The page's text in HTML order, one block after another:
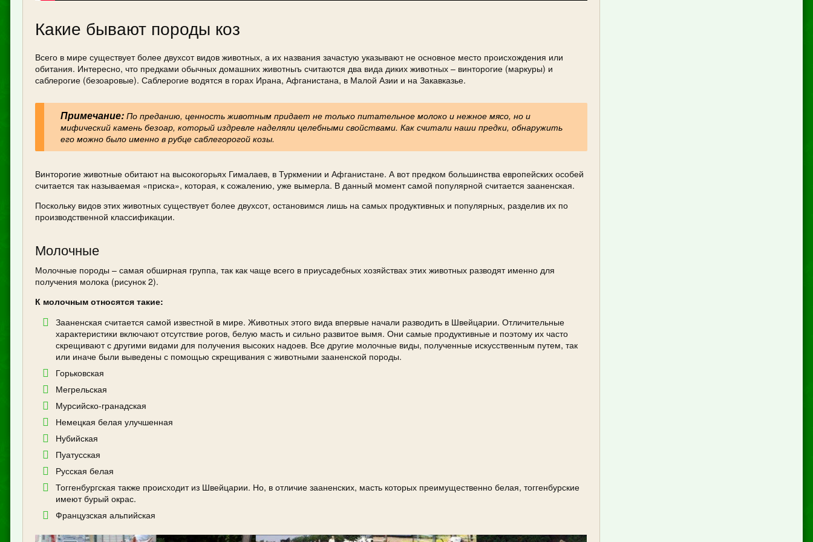
Какие бывают породы коз
Всего в мире существует более двухсот видов животных, а их названия зачастую указывают не основное место происхождения или
обитания. Интересно, что предками обычных домашних животныъ считаются два вида диких животных – винторогие (маркуры) и
саблерогие (безоаровые). Саблерогие водятся в горах Ирана, Афганистана, в Малой Азии и на Закавказье.
Примечание: По преданию, ценность животным придает не только питательное молоко и нежное мясо, но и
мифический камень безоар, который издревле наделяли целебными свойствами. Как считали наши предки, обнаружить
его можно было именно в рубце саблегорогой козы.
Винторогие животные обитают на высокогорьях Гималаев, в Туркмении и Афганистане. А вот предком большинства европейских особей
считается так называемая «приска», которая, к сожалению, уже вымерла. В данный момент самой популярной считается зааненская.
Поскольку видов этих животных существует более двухсот, остановимся лишь на самых продуктивных и популярных, разделив их по
производственной классификации.
Молочные
Молочные породы – самая обширная группа, так как чаще всего в приусадебных хозяйствах этих животных разводят именно для
получения молока (рисунок 2).
К молочным относятся такие:
Зааненская считается самой известной в мире. Животных этого вида впервые начали разводить в Швейцарии. Отличительные
характеристики включают отсутствие рогов, белую масть и сильно развитое вымя. Они самые продуктивные и поэтому их часто
скрещивают с другими видами для получения высоких надоев. Все другие молочные виды, полученные искусственным путем, так
или иначе были выведены с помощью скрещивания с животными зааненской породы.
Горьковская
Мегрельская
Мурсийско-гранадская
Немецкая белая улучшенная
Нубийская
Пуатусская
Русская белая
Тоггенбургская также происходит из Швейцарии. Но, в отличие зааненских, масть которых преимущественно белая, тоггенбурские
имеют бурый окрас.
Французская альпийская